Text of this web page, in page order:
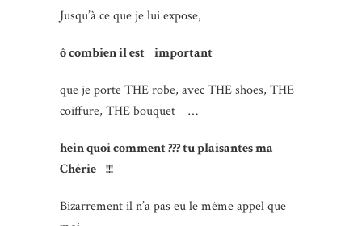
Jusqu’à ce que je lui expose,
ô combien il est important
que je porte THE robe, avec THE shoes, THE
coiffure, THE bouquet …
hein quoi comment ??? tu plaisantes ma
Chérie !!!
Bizarrement il n’a pas eu le même appel que